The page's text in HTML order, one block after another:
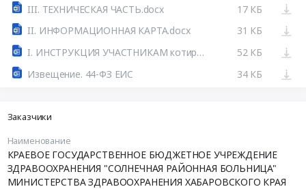
III. ТЕХНИЧЕСКАЯ ЧАСТЬ.docx
17 КБ
II. ИНФОРМАЦИОННАЯ КАРТА.docx
31 КБ
I. ИНСТРУКЦИЯ УЧАСТНИКАМ котировка.docx
52 КБ
Извещение. 44-ФЗ ЕИС
34 КБ
Заказчики
Наименование
КРАЕВОЕ ГОСУДАРСТВЕННОЕ БЮДЖЕТНОЕ УЧРЕЖДЕНИЕ
ЗДРАВООХРАНЕНИЯ "СОЛНЕЧНАЯ РАЙОННАЯ БОЛЬНИЦА"
МИНИСТЕРСТВА ЗДРАВООХРАНЕНИЯ ХАБАРОВСКОГО КРАЯ